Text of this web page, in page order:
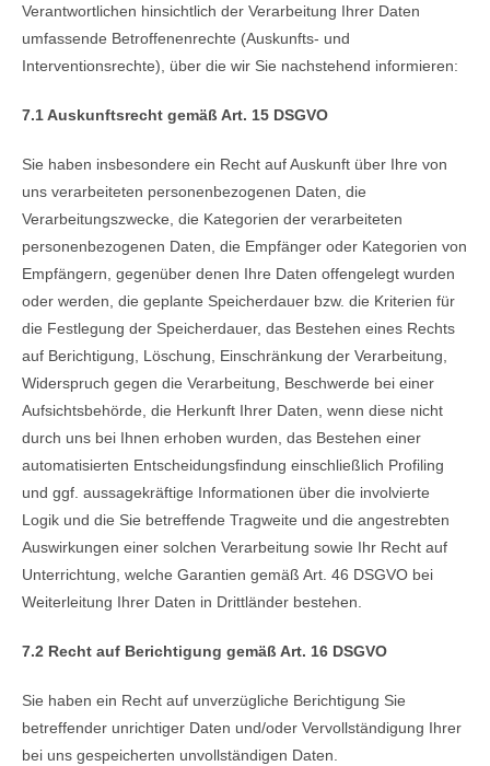
Verantwortlichen hinsichtlich der Verarbeitung Ihrer Daten
umfassende Betroffenenrechte (Auskunfts- und
Interventionsrechte), über die wir Sie nachstehend informieren:
7.1 Auskunftsrecht gemäß Art. 15 DSGVO
Sie haben insbesondere ein Recht auf Auskunft über Ihre von
uns verarbeiteten personenbezogenen Daten, die
Verarbeitungszwecke, die Kategorien der verarbeiteten
personenbezogenen Daten, die Empfänger oder Kategorien von
Empfängern, gegenüber denen Ihre Daten offengelegt wurden
oder werden, die geplante Speicherdauer bzw. die Kriterien für
die Festlegung der Speicherdauer, das Bestehen eines Rechts
auf Berichtigung, Löschung, Einschränkung der Verarbeitung,
Widerspruch gegen die Verarbeitung, Beschwerde bei einer
Aufsichtsbehörde, die Herkunft Ihrer Daten, wenn diese nicht
durch uns bei Ihnen erhoben wurden, das Bestehen einer
automatisierten Entscheidungsfindung einschließlich Profiling
und ggf. aussagekräftige Informationen über die involvierte
Logik und die Sie betreffende Tragweite und die angestrebten
Auswirkungen einer solchen Verarbeitung sowie Ihr Recht auf
Unterrichtung, welche Garantien gemäß Art. 46 DSGVO bei
Weiterleitung Ihrer Daten in Drittländer bestehen.
7.2 Recht auf Berichtigung gemäß Art. 16 DSGVO
Sie haben ein Recht auf unverzügliche Berichtigung Sie
betreffender unrichtiger Daten und/oder Vervollständigung Ihrer
bei uns gespeicherten unvollständigen Daten.